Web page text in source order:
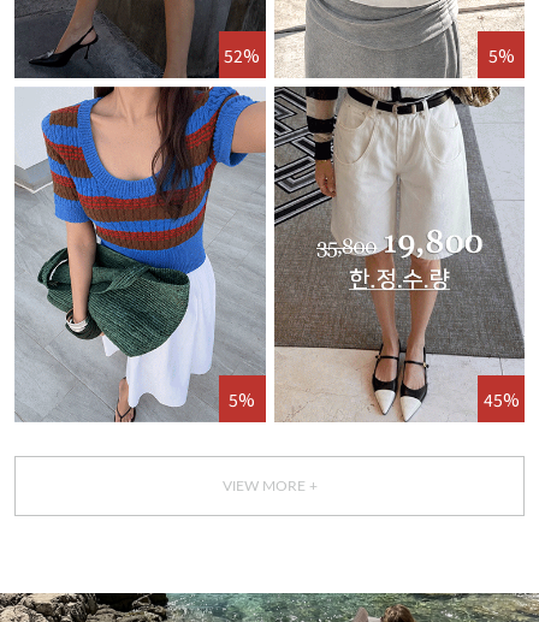
52% 5%
5% 45%
VIEW MORE +